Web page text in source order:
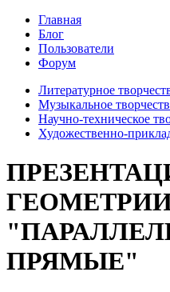
Главная
Блог
Пользователи
Форум
Литературное
Музыкальное
Научно-техническое
Художественно-
ПРЯМЫЕ"